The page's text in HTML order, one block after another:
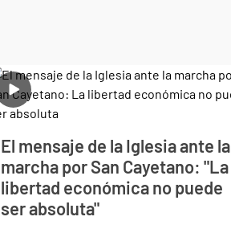
El mensaje de la Iglesia ante la
marcha por San Cayetano: "La
libertad económica no puede
ser absoluta"